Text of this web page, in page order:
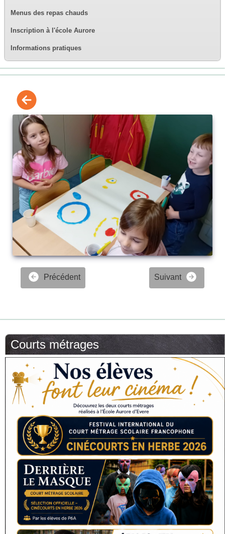
Menus des repas chauds
Inscription à l'école Aurore
Informations pratiques
Précédent Suivant
Courts métrages